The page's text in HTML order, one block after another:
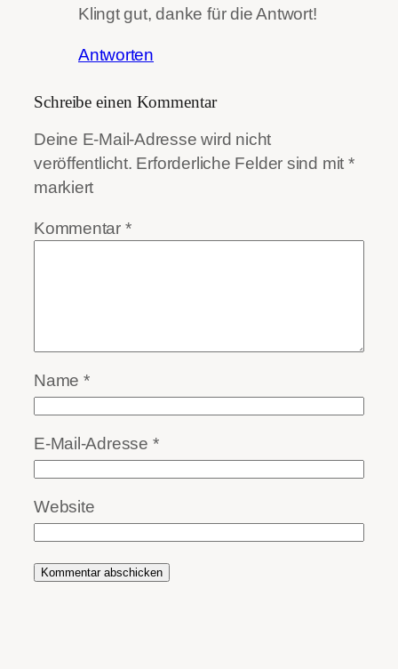
Klingt gut, danke für die Antwort!
Antworten
Schreibe einen Kommentar
Deine E-Mail-Adresse wird nicht
veröffentlicht. Erforderliche Felder sind mit *
markiert
Kommentar *
Name *
E-Mail-Adresse *
Website